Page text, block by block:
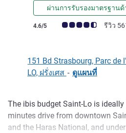
ผ่านการรับรองมาตรฐาน
คะแนนความคิดเห็นจากแขก (เรทติ้ง
4.6/5 รีวิว
151 Bd Strasbourg, Parc de
LO, ฝรั่งเศส - ดูแผนที่
รายละเอียด
The ibis budget Saint-Lo is
minutes drive from downtown
and the Haras National, and